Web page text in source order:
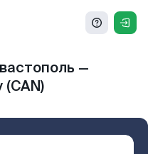
—